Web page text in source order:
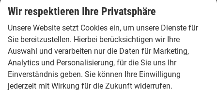
Neuwagen nicht nur den Kaufpreis,
sondern auch Ausstattung, Lieferzeit,
Garantieumfang und mögliche
Zusatzkosten. So erkennen Sie den
tatsächlichen Preisvorteil.
Wir respektieren Ihre Privatsphäre
Unsere Website setzt Cookies ein, um unsere Dienste für
Sie bereitzustellen. Hierbei berücksichtigen wir Ihre
Auswahl und verarbeiten nur die Daten für Marketing,
Analytics und Personalisierung, für die Sie uns Ihr
Einverständnis geben. Sie können Ihre Einwilligung
jederzeit mit Wirkung für die Zukunft widerrufen.